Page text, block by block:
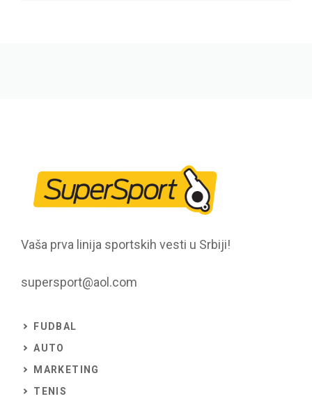
Vaša prva linija sportskih vesti u Srbiji!
supersport@aol.com
FUDBAL
AUTO
MARKETING
TENIS